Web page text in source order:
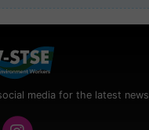
media for the latest news